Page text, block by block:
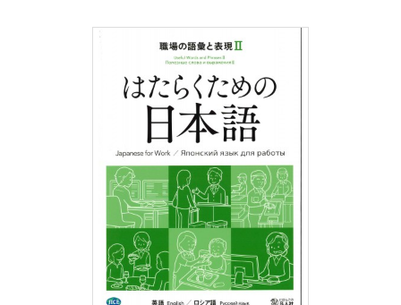
付属物の使い方について
教科書採用について
書籍の内容について
著作権について
原稿・企画の持ち込みについて
正誤表
その他の質問
ビジネスパーソン・研修生向け
短期滞在者向け
留学生向け専門分野